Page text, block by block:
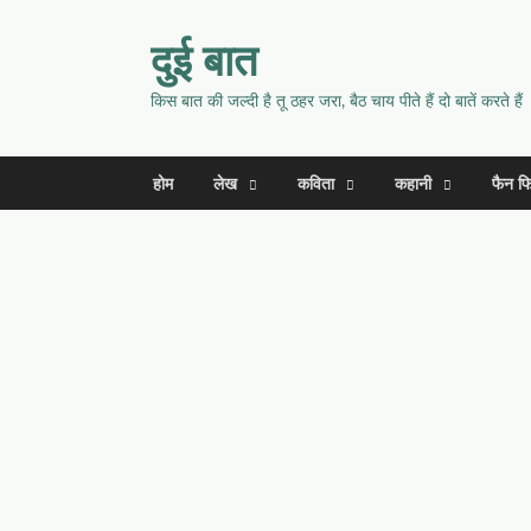
दुई बात
किस बात की जल्दी है तू ठहर जरा, बैठ चाय पीते हैं दो बातें करते हैं
होम लेख कविता कहानी फैन